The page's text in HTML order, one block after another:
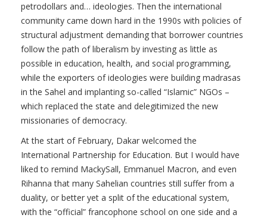
petrodollars and… ideologies. Then the international
community came down hard in the 1990s with policies of
structural adjustment demanding that borrower countries
follow the path of liberalism by investing as little as
possible in education, health, and social programming,
while the exporters of ideologies were building madrasas
in the Sahel and implanting so-called “Islamic” NGOs –
which replaced the state and delegitimized the new
missionaries of democracy.
At the start of February, Dakar welcomed the
International Partnership for Education. But I would have
liked to remind MackySall, Emmanuel Macron, and even
Rihanna that many Sahelian countries still suffer from a
duality, or better yet a split of the educational system,
with the “official” francophone school on one side and a